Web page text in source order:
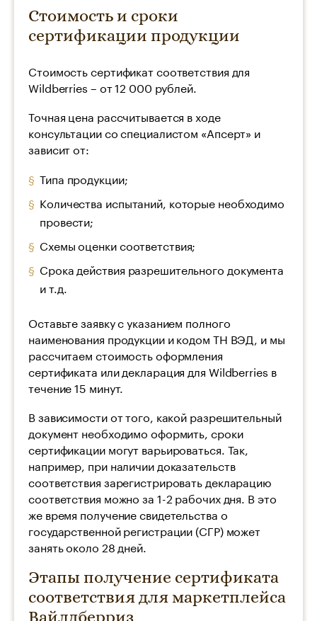
Стоимость и сроки
сертификации продукции
Стоимость сертификат соответствия для
Wildberries – от 12 000 рублей.
Точная цена рассчитывается в ходе
консультации со специалистом «Апсерт» и
зависит от:
Типа продукции;
Количества испытаний, которые необходимо
провести;
Схемы оценки соответствия;
Срока действия разрешительного документа
и т.д.
Оставьте заявку с указанием полного
наименования продукции и кодом ТН ВЭД, и мы
рассчитаем стоимость оформления
сертификата или декларация для Wildberries в
течение 15 минут.
В зависимости от того, какой разрешительный
документ необходимо оформить, сроки
сертификации могут варьироваться. Так,
например, при наличии доказательств
соответствия зарегистрировать декларацию
соответствия можно за 1-2 рабочих дня. В это
же время получение свидетельства о
государственной регистрации (СГР) может
занять около 28 дней.
Этапы получение сертификата
соответствия для маркетплейса
Вайлдберриз